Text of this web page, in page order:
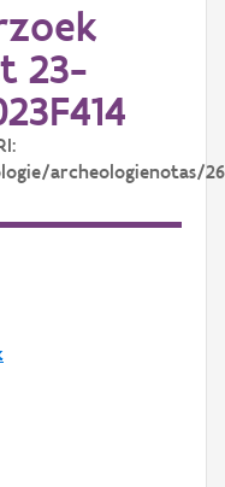
23-
archeologienotas/